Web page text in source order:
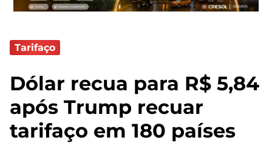
Tarifaço
Dólar recua para R$ 5,84
após Trump recuar
tarifaço em 180 países